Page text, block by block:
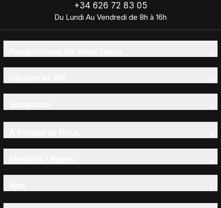
+34 626 72 83 05
Du Lundi Au Vendredi de 8h à 16h